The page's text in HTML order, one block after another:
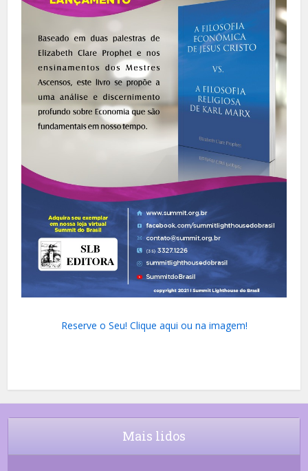
Reserve o Seu! Clique aqui ou na imagem!
Mais lidos